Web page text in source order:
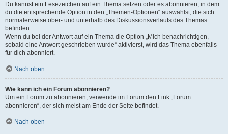
Du kannst ein Lesezeichen auf ein Thema setzen oder es abonnieren, in dem
du die entsprechende Option in den „Themen-Optionen“ auswählst, die sich
normalerweise ober- und unterhalb des Diskussionsverlaufs des Themas
befinden.
Wenn du bei der Antwort auf ein Thema die Option „Mich benachrichtigen,
sobald eine Antwort geschrieben wurde“ aktivierst, wird das Thema ebenfalls
für dich abonniert.
Nach oben
Wie kann ich ein Forum abonnieren?
Um ein Forum zu abonnieren, verwende im Forum den Link „Forum
abonnieren“, der sich meist am Ende der Seite befindet.
Nach oben